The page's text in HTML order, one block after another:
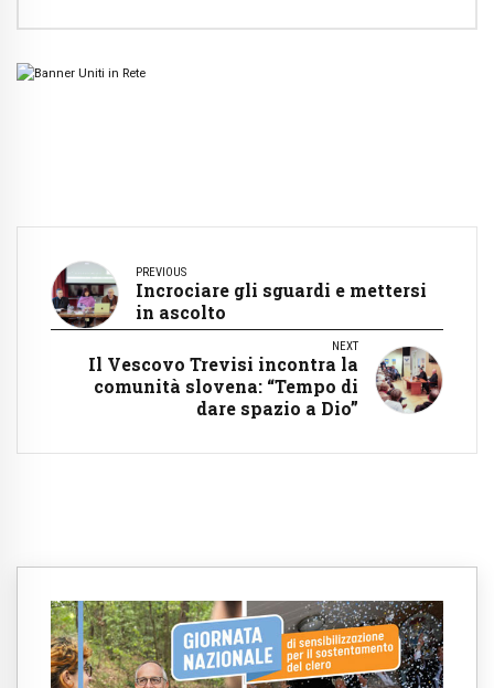
PREVIOUS
Incrociare gli sguardi e mettersi
in ascolto
NEXT
Il Vescovo Trevisi incontra la
comunità slovena: “Tempo di
dare spazio a Dio”